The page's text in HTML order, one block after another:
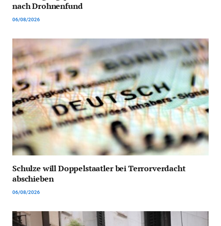
nach Drohnenfund
06/08/2026
Schulze will Doppelstaatler bei Terrorverdacht
abschieben
06/08/2026